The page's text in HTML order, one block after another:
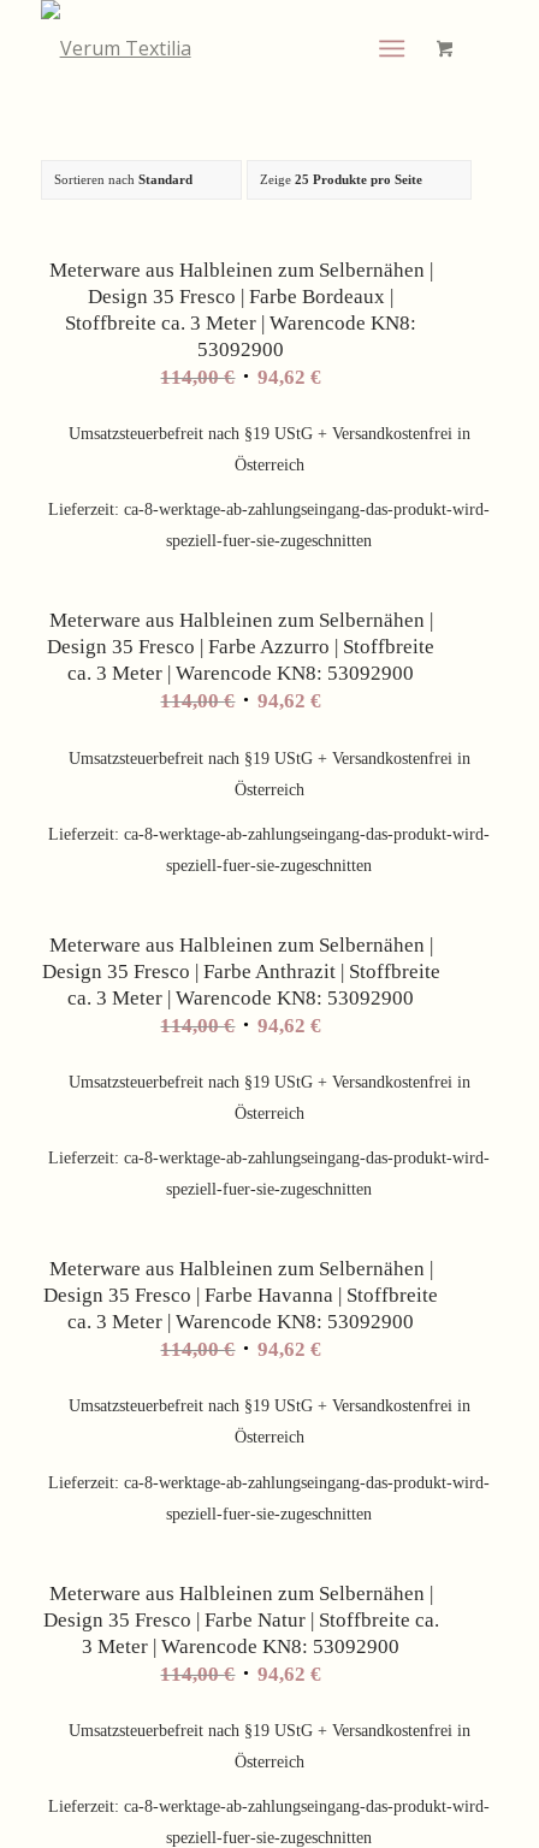
Sortieren nach Standard Zeige 25 Produkte pro Seite
Meterware aus Halbleinen zum Selbernähen |
Design 35 Fresco | Farbe Bordeaux |
Stoffbreite ca. 3 Meter | Warencode KN8:
53092900
114,00€ Ursprünglicher
war:
114,00 €
94,62€Aktueller
ist:
Umsatzsteuerbefreit nach §19 UStG + Versandkostenfrei in
Österreich
Lieferzeit:ca-8-werktage-ab-zahlungseingang-das-produkt-wird-
speziell-fuer-sie-zugeschnitten
Meterware aus Halbleinen zum Selbernähen |
Design 35 Fresco | Farbe Azzurro | Stoffbreite
ca. 3 Meter | Warencode KN8: 53092900
114,00€ Ursprünglicher
war:
114,00 €
94,62€Aktueller
ist:
Umsatzsteuerbefreit nach §19 UStG + Versandkostenfrei in
Österreich
Lieferzeit:ca-8-werktage-ab-zahlungseingang-das-produkt-wird-
speziell-fuer-sie-zugeschnitten
Meterware aus Halbleinen zum Selbernähen |
Design 35 Fresco | Farbe Anthrazit | Stoffbreite
ca. 3 Meter | Warencode KN8: 53092900
114,00€ Ursprünglicher
war:
114,00 €
94,62€Aktueller
ist:
Umsatzsteuerbefreit nach §19 UStG + Versandkostenfrei in
Österreich
Lieferzeit:ca-8-werktage-ab-zahlungseingang-das-produkt-wird-
speziell-fuer-sie-zugeschnitten
Meterware aus Halbleinen zum Selbernähen |
Design 35 Fresco | Farbe Havanna | Stoffbreite
ca. 3 Meter | Warencode KN8: 53092900
114,00€ Ursprünglicher
war:
114,00 €
94,62€Aktueller
ist:
Umsatzsteuerbefreit nach §19 UStG + Versandkostenfrei in
Österreich
Lieferzeit:ca-8-werktage-ab-zahlungseingang-das-produkt-wird-
speziell-fuer-sie-zugeschnitten
Meterware aus Halbleinen zum Selbernähen |
Design 35 Fresco | Farbe Natur | Stoffbreite ca.
3 Meter | Warencode KN8: 53092900
114,00€ Ursprünglicher
war:
114,00 €
94,62€Aktueller
ist:
Umsatzsteuerbefreit nach §19 UStG + Versandkostenfrei in
Österreich
Lieferzeit:ca-8-werktage-ab-zahlungseingang-das-produkt-wird-
speziell-fuer-sie-zugeschnitten